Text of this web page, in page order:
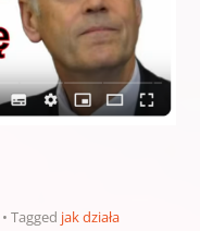
Tagged jak działa